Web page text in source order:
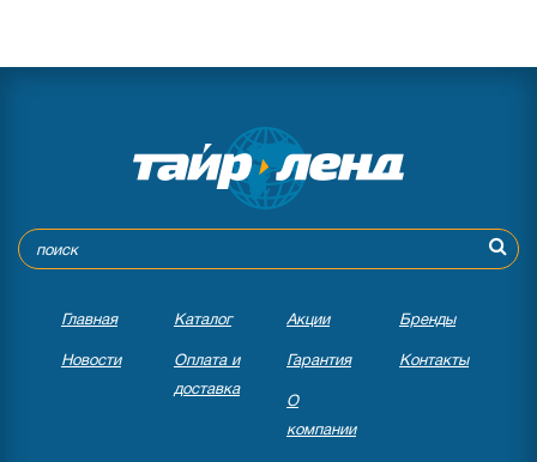
Главная Каталог Акции Бренды
Новости
Оплата и
доставка
Гарантия Контакты
О
компании